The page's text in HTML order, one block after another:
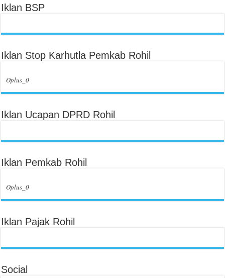
Iklan BSP
Iklan Stop Karhutla Pemkab Rohil
Oplus_0
Iklan Ucapan DPRD Rohil
Iklan Pemkab Rohil
Oplus_0
Iklan Pajak Rohil
Social